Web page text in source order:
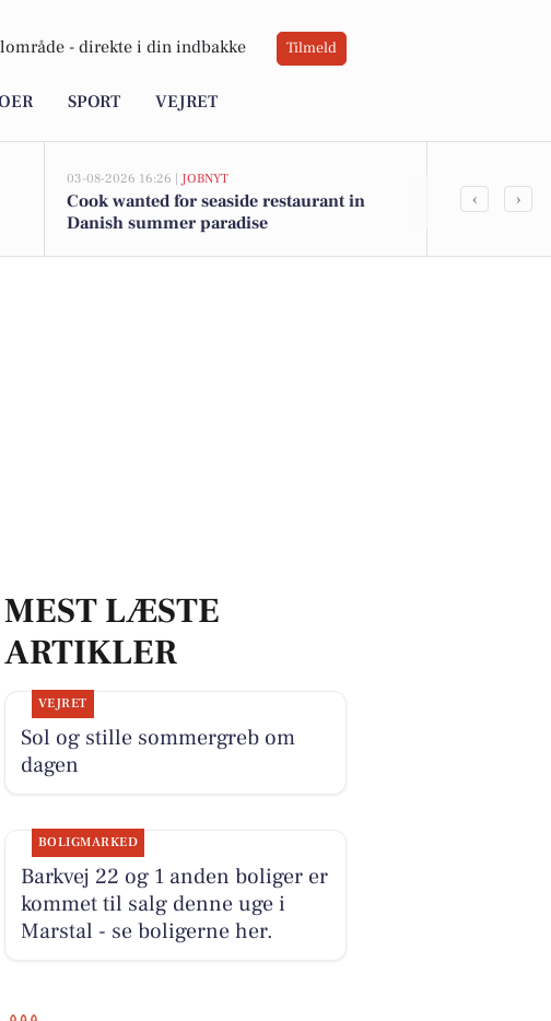
- direkte i din indbakke Tilmeld
SPORT VEJRET
03-08-2026 16:26 | JOBNYT
Cook wanted for seaside restaurant in
Danish summer paradise
Join our
‹ ›
MEST LÆSTE
ARTIKLER
VEJRET
Sol og stille sommergreb om
dagen
BOLIGMARKED
Barkvej 22 og 1 anden boliger er
kommet til salg denne uge i
Marstal - se boligerne her.